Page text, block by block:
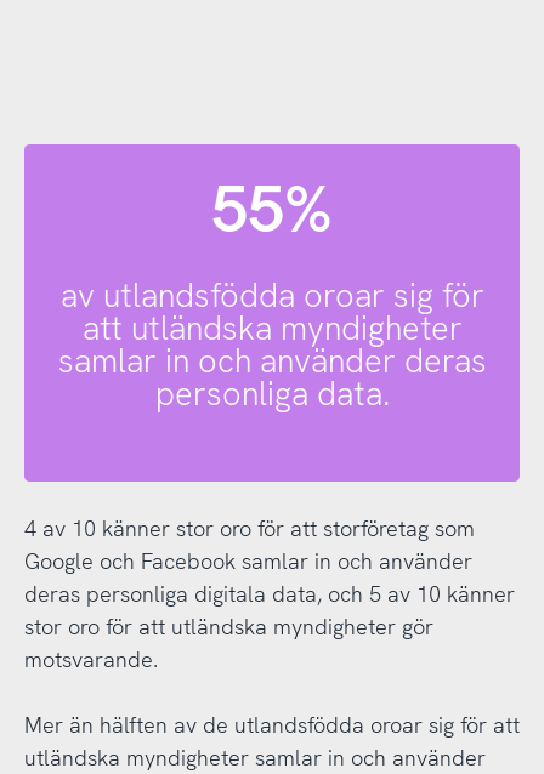
55%
av utlandsfödda oroar sig för
att utländska myndigheter
samlar in och använder deras
personliga data.
4 av 10 känner stor oro för att storföretag som
Google och Facebook samlar in och använder
deras personliga digitala data, och 5 av 10 känner
stor oro för att utländska myndigheter gör
motsvarande.
Mer än hälften av de utlandsfödda oroar sig för att
utländska myndigheter samlar in och använder